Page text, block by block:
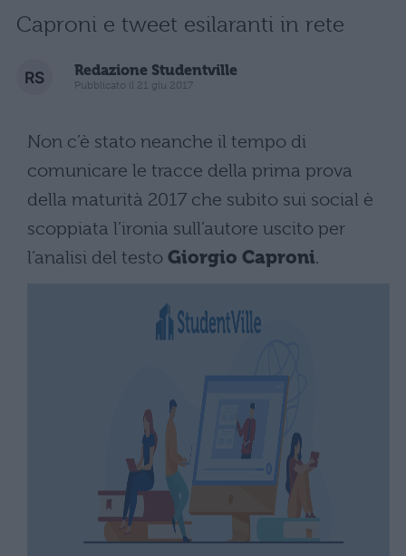
Caproni e tweet esilaranti in rete
Redazione Studentville
Pubblicato il 21 giu 2017
Non c’è stato neanche il tempo di
comunicare le tracce della prima prova
della maturità 2017 che subito sui social è
scoppiata l’ironia sull’autore uscito per
l’analisi del testo Giorgio Caproni.